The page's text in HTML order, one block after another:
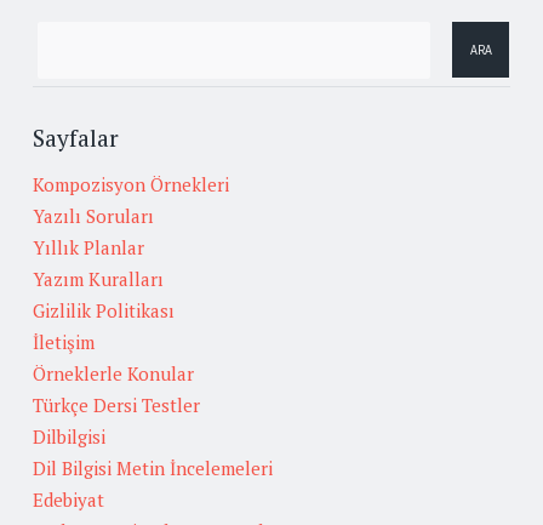
Sayfalar
Kompozisyon Örnekleri
Yazılı Soruları
Yıllık Planlar
Yazım Kuralları
Gizlilik Politikası
İletişim
Örneklerle Konular
Türkçe Dersi Testler
Dilbilgisi
Dil Bilgisi Metin İncelemeleri
Edebiyat